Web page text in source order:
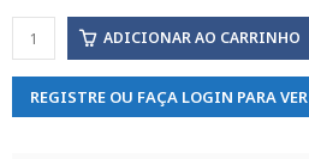
ADICIONAR AO CARRINHO
REGISTRE OU FAÇA LOGIN PARA